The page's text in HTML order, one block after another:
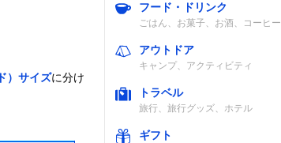
）サイズに分け
フード・ドリンク
ごはん、お菓子、お酒、コーヒー
アウトドア
キャンプ、アクティビティ
トラベル
旅行、旅行グッズ、ホテル
ギフト